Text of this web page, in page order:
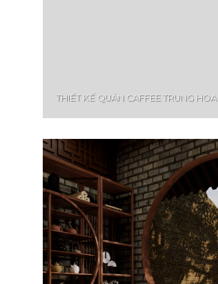
THIẾT KẾ QUÁN CAFFEE TRUNG HOA